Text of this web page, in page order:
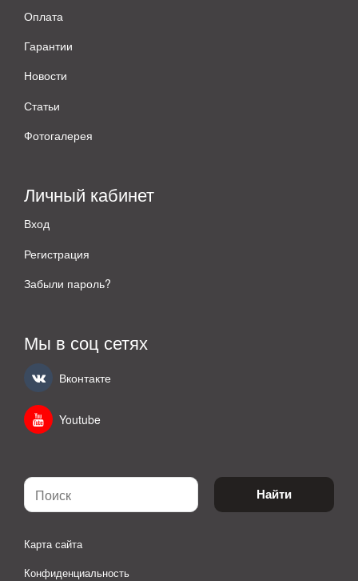
Оплата
Гарантии
Новости
Статьи
Фотогалерея
Личный кабинет
Вход
Регистрация
Забыли пароль?
Мы в соц сетях
Вконтакте
Youtube
Найти
Карта сайта
Конфиденциальность